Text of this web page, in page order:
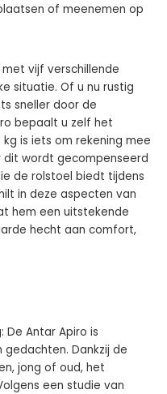
of meenemen op
vijf verschillende
situatie. Of u nu rustig
sneller door de
bepaalt u zelf het
is iets om rekening mee
wordt gecompenseerd
de rolstoel biedt tijdens
in deze aspecten van
hem een uitstekende
hecht aan comfort,
: De Antar Apiro is
Dankzij de
jong of oud, het
een studie van